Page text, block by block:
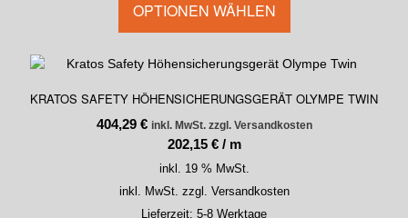
OPTIONEN WÄHLEN
KRATOS SAFETY HÖHENSICHERUNGSGERÄT OLYMPE TWIN
404,29 € inkl. MwSt. zzgl. Versandkosten
202,15 €/ m
inkl. 19 % MwSt.
inkl. MwSt. zzgl. Versandkosten
Lieferzeit: 5-8 Werktage